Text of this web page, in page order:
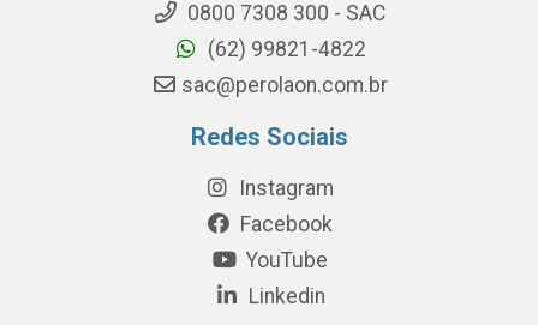
0800 7308 300 - SAC
(62) 99821-4822
sac@perolaon.com.br
Redes Sociais
Instagram
Facebook
YouTube
Linkedin